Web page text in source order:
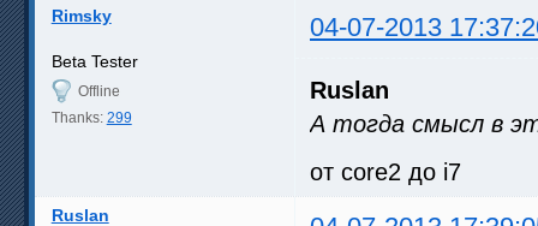
Rimsky 04-07-2013
Beta Tester
Offline
Thanks: 299
Ruslan
А тогда смысл в
от core2 до i7
Ruslan